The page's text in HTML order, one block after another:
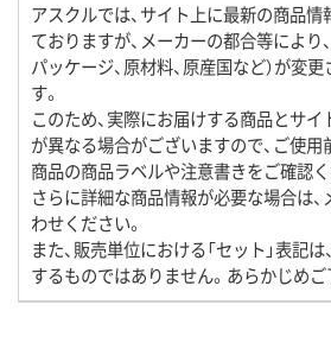
アスクルでは、サイト上に最新の商品
ておりますが、メーカーの都合等により、
パッケージ、原材料、原産国など）が変
す。
このため、実際にお届けする商品とサ
が異なる場合がございますので、ご使
商品の商品ラベルや注意書きをご確認く
さらに詳細な商品情報が必要な場合は
わせください。
また、販売単位における「セット」表記
するものではありません。あらかじめご